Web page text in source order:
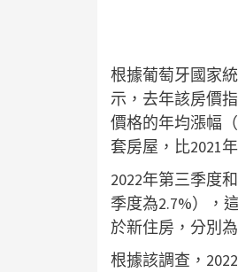
根據葡萄牙國家
示，去年該房價
價格的年均漲幅
套房屋，比2021
2022年第三季度
季度為2.7%），
於新住房，分別
根據該調查，